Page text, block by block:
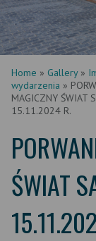
Home » Gallery»
wydarzenia »
MAGICZNY ŚWIAT
15.11.2024 R.
ŚWIAT